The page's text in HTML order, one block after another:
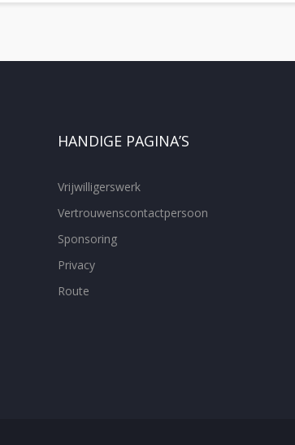
HANDIGE PAGINA’S
Vrijwilligerswerk
Vertrouwenscontactpersoon
Sponsoring
Privacy
Route